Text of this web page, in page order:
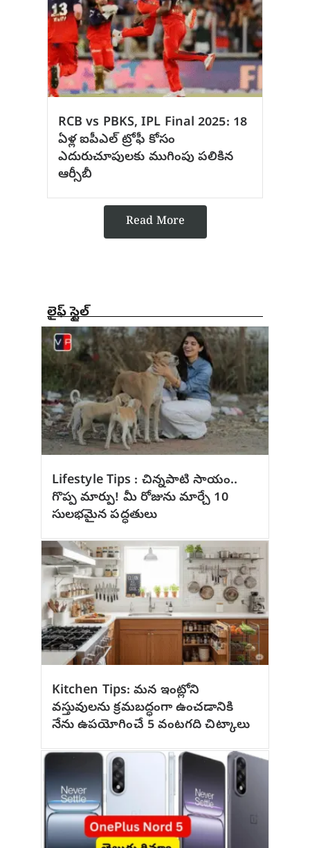
RCB vs PBKS, IPL Final 2025: 18
ఏళ్ల ఐపీఎల్ ట్రోఫీ కోసం
ఎదురుచూపులకు ముగింపు పలికిన
ఆర్సీబీ
Read More
లైఫ్ స్టైల్
Lifestyle Tips : చిన్నపాటి సాయం..
గొప్ప మార్పు! మీ రోజును మార్చే 10
సులభమైన పద్ధతులు
Kitchen Tips: మన ఇంట్లోని
వస్తువులను క్రమబద్ధంగా ఉంచడానికి
నేను ఉపయోగించే 5 వంటగది చిట్కాలు